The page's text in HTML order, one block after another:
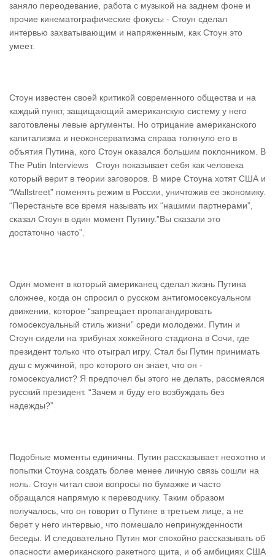
заняло переодевание, работа с музыкой на заднем фоне и
прочие кинематографические фокусы - Стоун сделал
интервью захватывающим и напряженным, как Стоун это
умеет.
Стоун известен своей критикой современного общества и на
каждый пункт, защищающий американскую систему у него
заготовлены левые аргументы. Но отрицание американского
капитализма и неоконсерватизма справа толкнуло его в
объятия Путина, кого Стоун оказался большим поклонником. В
The Putin Interviews Стоун показывает себя как человека
который верит в теории заговоров. В мире Стоуна хотят США и
“Wallstreet” поменять режим в России, уничтожив ее экономику.
“Перестаньте все время называть их “нашими партнерами”,
сказал Стоун в один момент Путину.”Вы сказали это
достаточно часто”.
Один момент в который американец сделал жизнь Путина
сложнее, когда он спросил о русском антигомосексуальном
движении, которое “запрещает пропагандировать
гомосексуальный стиль жизни” среди молодежи. Путин и
Стоун сидели на трибунах хоккейного стадиона в Сочи, где
президент только что отыграл игру. Стал бы Путин принимать
душ с мужчиной, про которого он знает, что он -
гомосексуалист? Я предпочел бы этого не делать, рассмеялся
русский президент. “Зачем я буду его возбуждать без
надежды?”
Подобные моменты единичны. Путин рассказывает неохотно и
попытки Стоуна создать более менее личную связь сошли на
ноль. Стоун читал свои вопросы по бумажке и часто
обращался напрямую к переводчику. Таким образом
получалось, что он говорит о Путине в третьем лице, а не
берет у него интервью, что помешало непринужденности
беседы. И следовательно Путин мог спокойно рассказывать об
опасности американского ракетного щита, и об амбициях США